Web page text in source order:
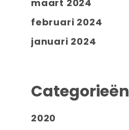
maart 2024
februari 2024
januari 2024
Categorieën
2020